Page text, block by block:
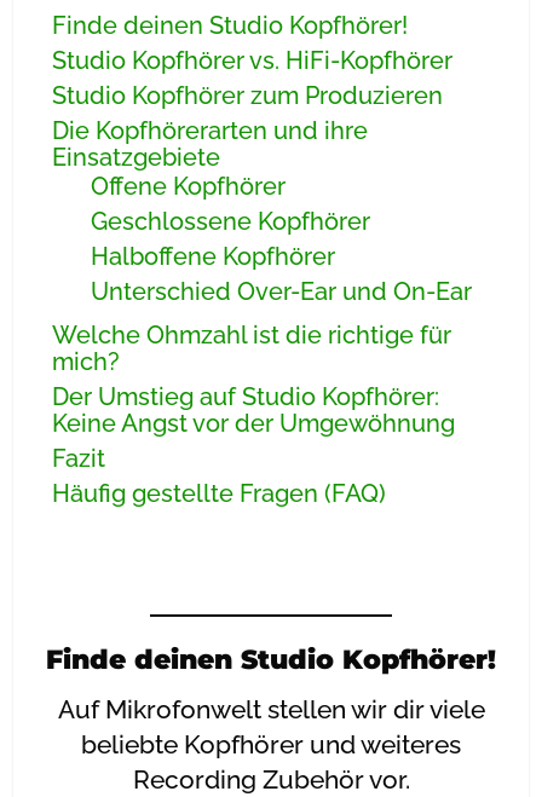
Finde deinen Studio Kopfhörer!
Studio Kopfhörer vs. HiFi-Kopfhörer
Studio Kopfhörer zum Produzieren
Die Kopfhörerarten und ihre
Einsatzgebiete
Offene Kopfhörer
Geschlossene Kopfhörer
Halboffene Kopfhörer
Unterschied Over-Ear und On-Ear
Welche Ohmzahl ist die richtige für
mich?
Der Umstieg auf Studio Kopfhörer:
Keine Angst vor der Umgewöhnung
Fazit
Häufig gestellte Fragen (FAQ)
Finde deinen Studio Kopfhörer!
Auf Mikrofonwelt stellen wir dir viele
beliebte Kopfhörer und weiteres
Recording Zubehör vor.